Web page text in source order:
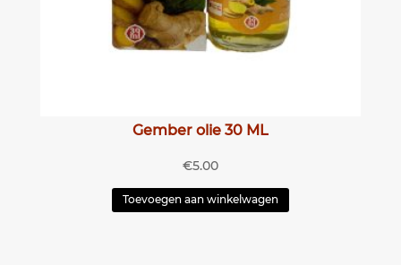
Gember olie 30 ML
€5.00
Toevoegen aan winkelwagen